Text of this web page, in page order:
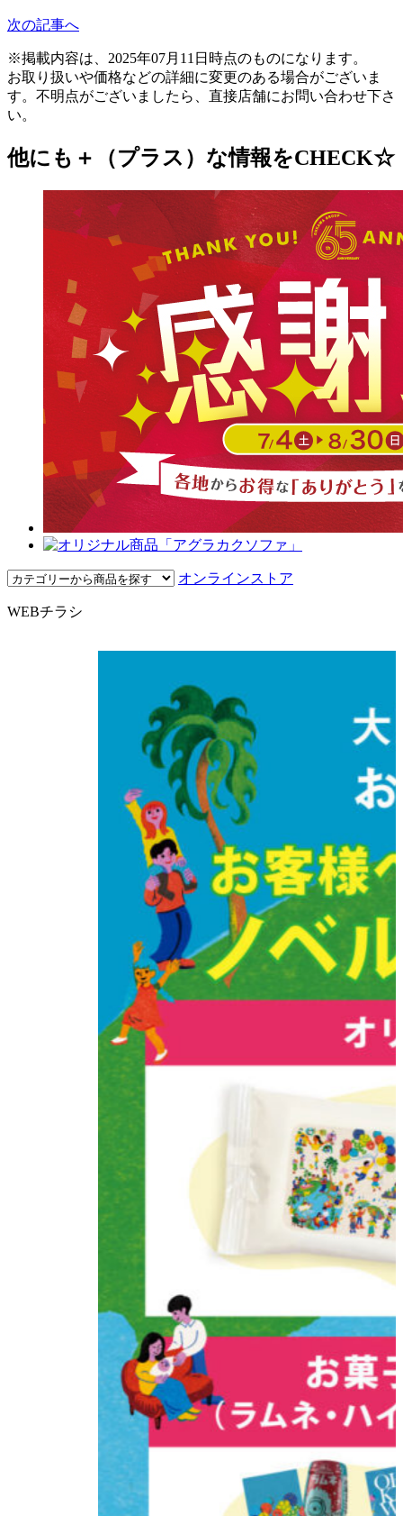
次の記事へ
※掲載内容は、2025年07月11日時点のものになります。
お取り扱いや価格などの詳細に変更のある場合がございま
す。不明点がございましたら、直接店舗にお問い合わせ下さ
い。
他にも＋（プラス）な情報をCHECK☆
オンラインストア
WEBチラシ